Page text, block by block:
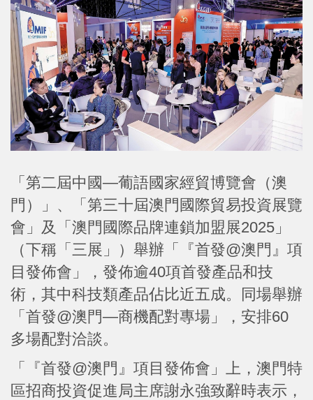
「第二屆中國—葡語國家經貿博覽會（澳
門）」、「第三十屆澳門國際貿易投資展覽
會」及「澳門國際品牌連鎖加盟展2025」
（下稱「三展」）舉辦「『首發@澳門』項
目發佈會」，發佈逾40項首發產品和技
術，其中科技類產品佔比近五成。同場舉辦
「首發@澳門—商機配對專場」，安排60
多場配對洽談。
「『首發@澳門』項目發佈會」上，澳門特
區招商投資促進局主席謝永強致辭時表示，